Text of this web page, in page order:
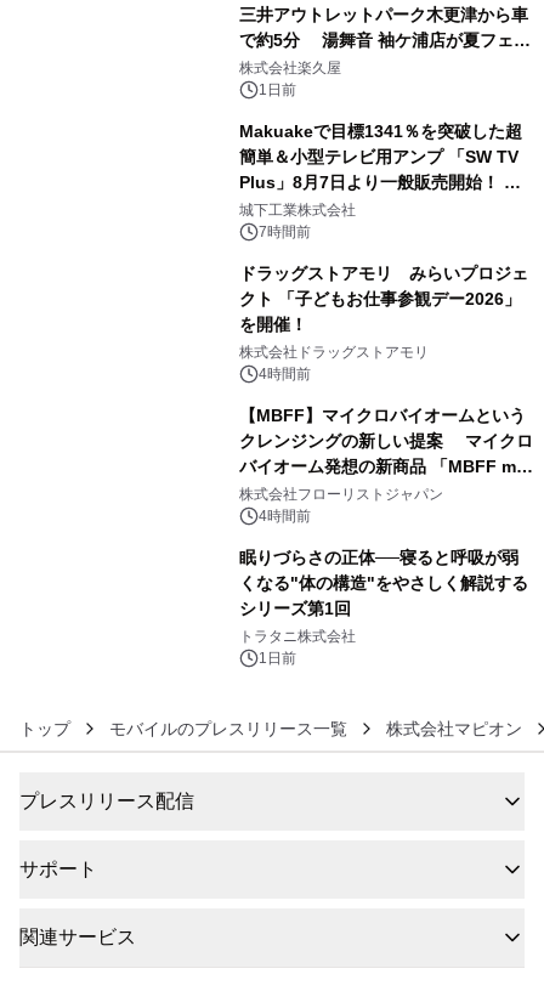
三井アウトレットパーク木更津から車
で約5分 湯舞音 袖ケ浦店が夏フェア
メニューを提供
株式会社楽久屋
1日前
Makuakeで目標1341％を突破した超
簡単＆小型テレビ用アンプ 「SW TV
Plus」8月7日より一般販売開始！ ケ
ーブル1本つなぐだけ、テレビの音が
ぐっと豊かに
城下工業株式会社
7時間前
ドラッグストアモリ みらいプロジェ
クト 「子どもお仕事参観デー2026」
を開催！
株式会社ドラッグストアモリ
4時間前
【MBFF】マイクロバイオームという
クレンジングの新しい提案 マイクロ
バイオーム発想の新商品 「MBFF mb
クレンジングPRO」を2026年8月6日
発売
株式会社フローリストジャパン
4時間前
眠りづらさの正体──寝ると呼吸が弱
くなる"体の構造"をやさしく解説する
シリーズ第1回
トラタニ株式会社
1日前
トップ モバイルのプレスリリース一覧 株式会社マピオン
プレスリリース配信
サポート
関連サービス